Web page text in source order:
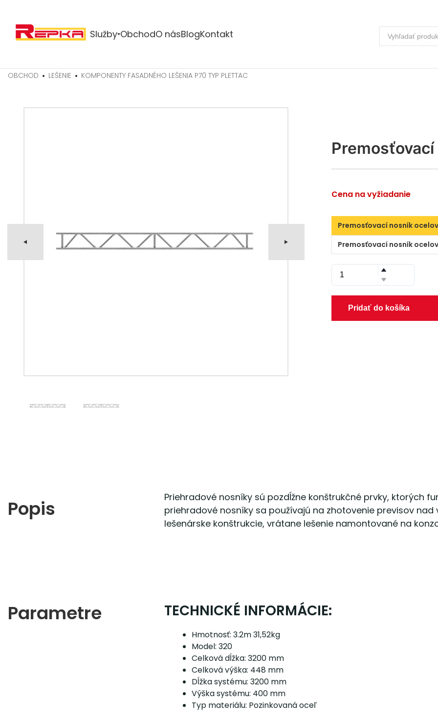
Služby ObchodO násBlogKontakt
OBCHOD LEŠENIE KOMPONENTY FASADNÉHO LEŠENIA P70 TYP PLETTAC
Cena na vyžiadanie
Premosťovací nosník
Premosťovací nosník
Pridať do košíka
Popis
Priehradové nosníky sú pozdĺžne konštrukčné prvky, ktorých
priehradové nosníky sa používajú na zhotovenie previsov nad
lešenárske konštrukcie, vrátane lešenie namontované na
Parametre TECHNICKÉ INFORMÁCIE:
Hmotnosť: 3.2m 31,52kg
Model: 320
Celková dĺžka: 3200 mm
Celková výška: 448 mm
Dĺžka systému: 3200 mm
Výška systému: 400 mm
Typ materiálu: Pozinkovaná oceľ